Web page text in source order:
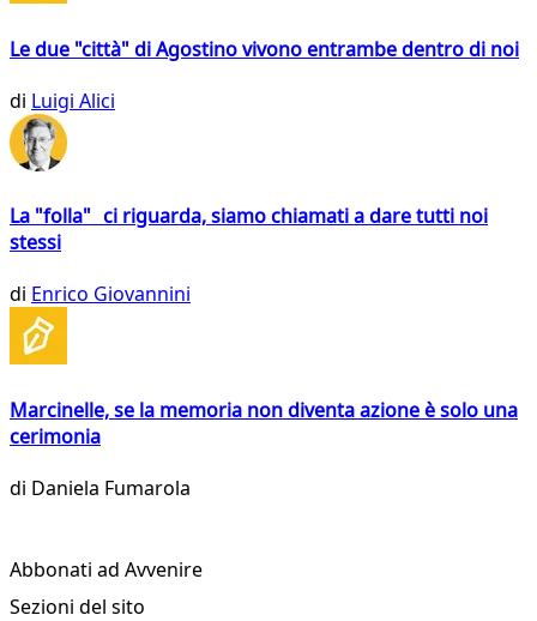
Le due "città" di Agostino vivono entrambe dentro di noi
di Luigi Alici
La "folla" ci riguarda, siamo chiamati a dare tutti noi
stessi
di Enrico Giovannini
Marcinelle, se la memoria non diventa azione è solo una
cerimonia
di Daniela Fumarola
Abbonati ad Avvenire
Sezioni del sito